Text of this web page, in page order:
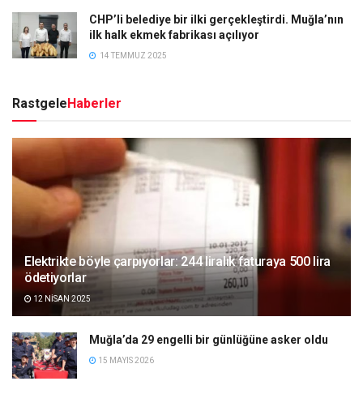
CHP’li belediye bir ilki gerçekleştirdi. Muğla’nın
ilk halk ekmek fabrikası açılıyor
14 TEMMUZ 2025
RastgeleHaberler
Elektrikte böyle çarpıyorlar: 244 liralık faturaya 500 lira
ödetiyorlar
12 NISAN 2025
Muğla’da 29 engelli bir günlüğüne asker oldu
15 MAYIS 2026